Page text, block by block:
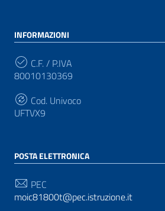
INFORMAZIONI
C.F. / P.IVA
80010130369
Cod. Univoco
UFTVX9
POSTA ELETTRONICA
PEC
moic81800t@pec.istruzione.it